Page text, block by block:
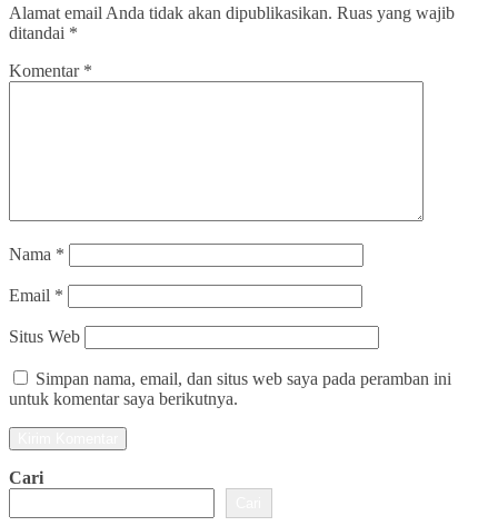
Alamat email Anda tidak akan dipublikasikan. Ruas yang wajib
ditandai *
Komentar *
Nama *
Email *
Situs Web
Simpan nama, email, dan situs web saya pada peramban ini
untuk komentar saya berikutnya.
Cari